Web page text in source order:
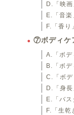
D.「映
E.「音楽
F.「香り
⑦ボディケ
A.「ボデ
B.「ボ
C.「ボデ
D.「身
E.「バス
F.「生乾